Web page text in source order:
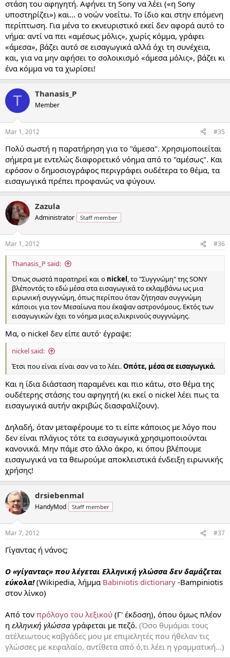
στάση του αφηγητή. Αφήνει τη Sony να λέει («η Sony
υποστηρίζει») και... ο νοών νοείτω. Το ίδιο και στην επόμενη
περίπτωση. Για μένα το εκνευριστικό εκεί δεν αφορά αυτό το
νήμα: αντί να πει «αμέσως μόλις», χωρίς κόμμα, γράφει
«άμεσα», βάζει αυτό σε εισαγωγικά αλλά όχι τη συνέχεια,
και, για να μην αφήσει το σολοικισμό «άμεσα μόλις», βάζει κι
ένα κόμμα να τα χωρίσει!
T Thanasis_P
Member
Mar 1, 2012 #35
Πολύ σωστή η παρατήρηση για το "άμεσα". Χρησιμοποιείται
σήμερα με εντελώς διαφορετικό νόημα από το "αμέσως". Και
εφόσον ο δημοσιογράφος περιγράφει ουδέτερα το θέμα, τα
εισαγωγικά πρέπει προφανώς να φύγουν.
Zazula
Administrator Staff member
Mar 1, 2012 #36
Thanasis_P said:
Όπως σωστά παρατηρεί και ο nickel, το "Συγγνώμη" της SONY
βλέποντάς το εδώ μέσα στα εισαγωγικά το εκλαμβάνω ως μια
ειρωνική συγγνώμη, όπως περίπου όταν ζήτησαν συγγνώμη
κάποιοι για τον Μεσαίωνα που έκαψαν αστρονόμους. Εκτός των
εισαγωγικών έχει το νόημα μιας ειλικρινούς συγγνώμης.
Μα, ο nickel δεν είπε αυτό· έγραψε:
nickel said:
Έτσι που είναι είναι σαν να το λέει.Οπότε, μέσα σε εισαγωγικά.
Και η ίδια διάσταση παραμένει και πιο κάτω, στο θέμα της
ουδέτερης στάσης του αφηγητή (κι εκεί ο nickel λέει πως τα
εισαγωγικά αυτήν ακριβώς διασφαλίζουν).
Δηλαδή, όταν μεταφέρουμε το τι είπε κάποιος με λόγο που
δεν είναι πλάγιος τότε τα εισαγωγικά χρησιμοποιούνται
κανονικά. Μην πάμε στο άλλο άκρο, κι όπου βλέπουμε
εισαγωγικά να τα θεωρούμε αποκλειστικά ένδειξη ειρωνικής
χρήσης!
drsiebenmal
HandyMod Staff member
Mar 7, 2012 #37
Γίγαντας ή νάνος;
Ο «γίγαντας» που λέγεται Ελληνική γλώσσα δεν δαμάζεται
εύκολα!(Wikipedia, λήμμα Babiniotis dictionary -Bampiniotis
στον λίνκο)
Από τον πρόλογο του λεξικού (Γ' έκδοση), όπου όμως πλέον
η ελληνική γλώσσα γράφεται με πεζό. (Όσο θυμάμαι τους
ατέλειωτους καβγάδες μου με επιμελητές που ήθελαν τις
γλώσσες με κεφαλαίο, αντίθετα από ό,τι λέει η γραμματική...)